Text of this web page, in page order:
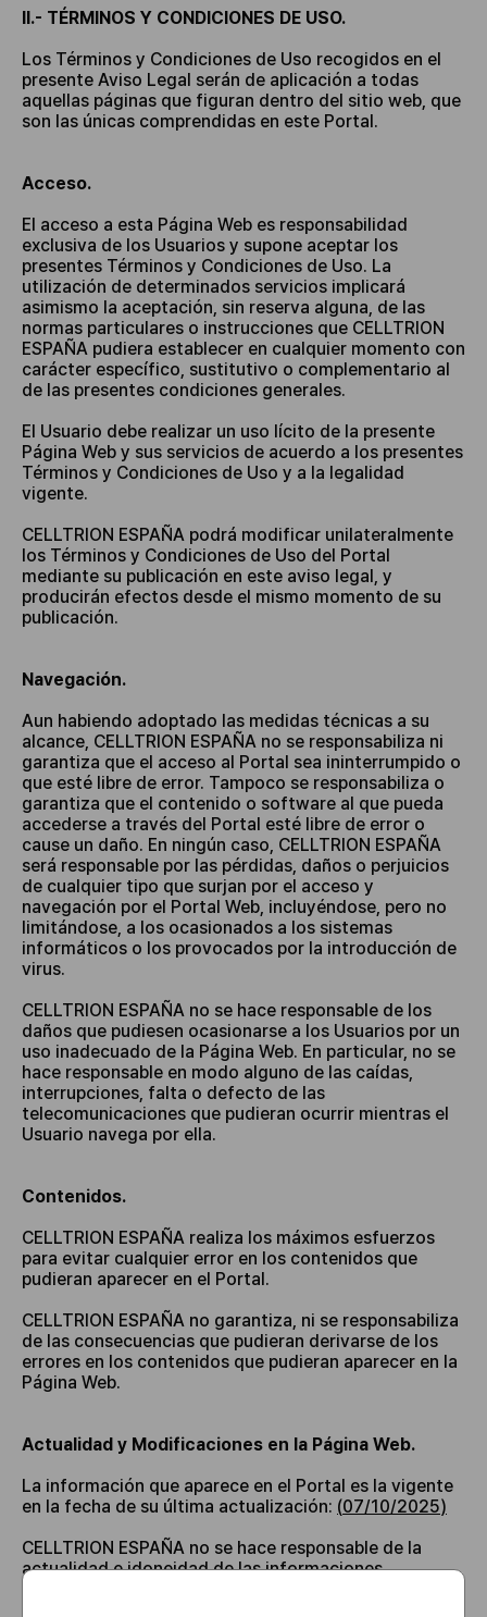
II.- TÉRMINOS Y CONDICIONES DE USO.
Los Términos y Condiciones de Uso recogidos en el
presente Aviso Legal serán de aplicación a todas
aquellas páginas que figuran dentro del sitio web, que
son las únicas comprendidas en este Portal.
Acceso.
El acceso a esta Página Web es responsabilidad
exclusiva de los Usuarios y supone aceptar los
presentes Términos y Condiciones de Uso. La
utilización de determinados servicios implicará
asimismo la aceptación, sin reserva alguna, de las
normas particulares o instrucciones que CELLTRION
ESPAÑA pudiera establecer en cualquier momento con
carácter específico, sustitutivo o complementario al
de las presentes condiciones generales.
El Usuario debe realizar un uso lícito de la presente
Página Web y sus servicios de acuerdo a los presentes
Términos y Condiciones de Uso y a la legalidad
vigente.
CELLTRION ESPAÑA podrá modificar unilateralmente
los Términos y Condiciones de Uso del Portal
mediante su publicación en este aviso legal, y
producirán efectos desde el mismo momento de su
publicación.
Navegación.
Aun habiendo adoptado las medidas técnicas a su
alcance, CELLTRION ESPAÑA no se responsabiliza ni
garantiza que el acceso al Portal sea ininterrumpido o
que esté libre de error. Tampoco se responsabiliza o
garantiza que el contenido o software al que pueda
accederse a través del Portal esté libre de error o
cause un daño. En ningún caso, CELLTRION ESPAÑA
será responsable por las pérdidas, daños o perjuicios
de cualquier tipo que surjan por el acceso y
navegación por el Portal Web, incluyéndose, pero no
limitándose, a los ocasionados a los sistemas
informáticos o los provocados por la introducción de
virus.
CELLTRION ESPAÑA no se hace responsable de los
daños que pudiesen ocasionarse a los Usuarios por un
uso inadecuado de la Página Web. En particular, no se
hace responsable en modo alguno de las caídas,
interrupciones, falta o defecto de las
telecomunicaciones que pudieran ocurrir mientras el
Usuario navega por ella.
Contenidos.
CELLTRION ESPAÑA realiza los máximos esfuerzos
para evitar cualquier error en los contenidos que
pudieran aparecer en el Portal.
CELLTRION ESPAÑA no garantiza, ni se responsabiliza
de las consecuencias que pudieran derivarse de los
errores en los contenidos que pudieran aparecer en la
Página Web.
Actualidad y Modificaciones en la Página Web.
La información que aparece en el Portal es la vigente
en la fecha de su última actualización: (07/10/2025)
CELLTRION ESPAÑA no se hace responsable de la
actualidad e idoneidad de las informaciones